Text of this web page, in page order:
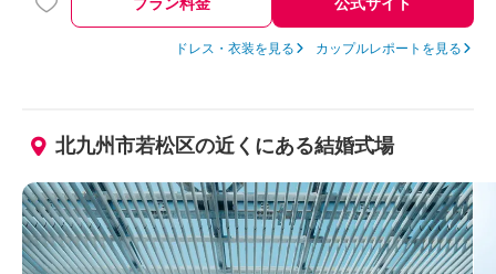
ドレス・衣装を見る カップルレポートを見る
北九州市若松区の近くにある結婚式場